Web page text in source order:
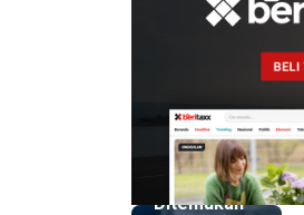
1 hari lalu
Pemilik
Royal
Phone
Ditemukan